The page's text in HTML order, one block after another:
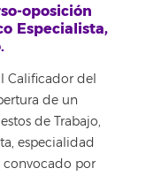
oposición
Especialista,
Calificador del
de un
de Trabajo,
especialidad
convocado por